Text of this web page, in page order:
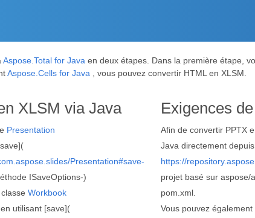
Aspose.Total for Java en deux étapes. Dans la première étape,
Aspose.Cells for Java , vous pouvez convertir HTML en XLSM.
XLSM via Java
Presentation
Presentation#save-
ISaveOptions-)
Workbook
utilisant [save](
Exigences
Afin de convertir PPTX
Java directement
https://
projet basé sur aspose/
pom.xml.
Vous pouvez